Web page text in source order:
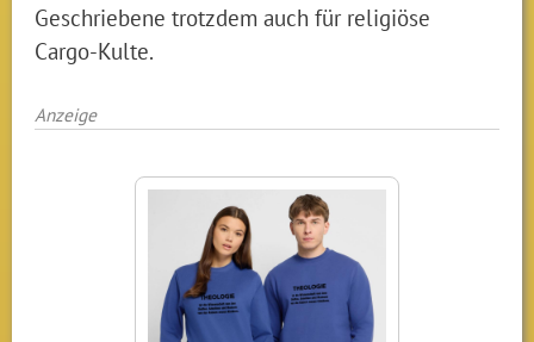
Geschriebene trotzdem auch für religiöse
Cargo-Kulte.
Anzeige